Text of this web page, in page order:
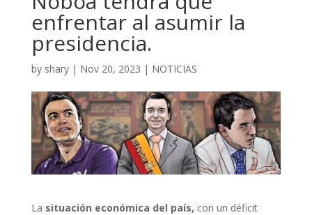
enfrentar al asumir la
presidencia.
by shary| Nov 20, 2023 | NOTICIAS
La situación económica del país, con un déficit